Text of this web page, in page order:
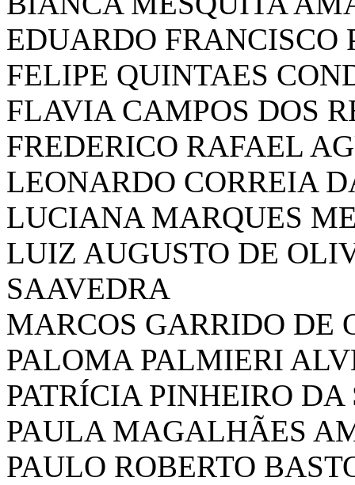
EDUARDO FRANCISCO
FELIPE QUINTAES
FLAVIA CAMPOS DOS
FREDERICO RAFAEL
LEONARDO CORREIA
LUCIANA MARQUES
LUIZ AUGUSTO DE
SAAVEDRA
MARCOS GARRIDO DE
PALOMA PALMIERI
PATRÍCIA PINHEIRO DA
PAULA MAGALHÃES
PAULO ROBERTO